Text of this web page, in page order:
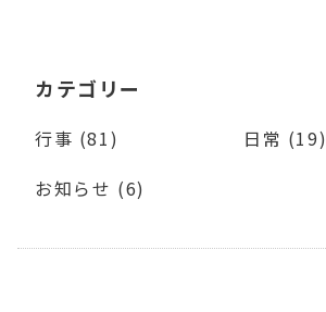
カテゴリー
行事 (81)
日常 (19)
お知らせ (6)